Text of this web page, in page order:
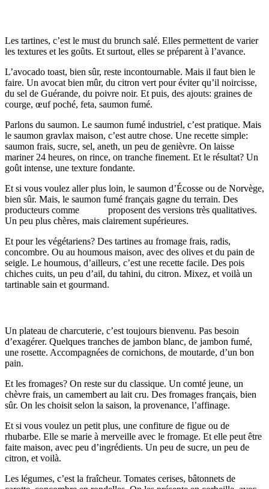
Les tartines, c’est le must du brunch salé. Elles permettent de varier
les textures et les goûts. Et surtout, elles se préparent à l’avance.
L’avocado toast, bien sûr, reste incontournable. Mais il faut bien le
faire. Un avocat bien mûr, du citron vert pour éviter qu’il noircisse,
du sel de Guérande, du poivre noir. Et puis, des ajouts: graines de
courge, œuf poché, feta, saumon fumé.
Parlons du saumon. Le saumon fumé industriel, c’est pratique. Mais
le saumon gravlax maison, c’est autre chose. Une recette simple:
saumon frais, sucre, sel, aneth, un peu de genièvre. On laisse
mariner 24 heures, on rince, on tranche finement. Et le résultat? Un
goût intense, une texture fondante.
Et si vous voulez aller plus loin, le saumon d’Écosse ou de Norvège,
bien sûr. Mais, le saumon fumé français gagne du terrain. Des
producteurs comme
proposent des versions très qualitatives.
Un peu plus chères, mais clairement supérieures.
Et pour les végétariens? Des tartines au fromage frais, radis,
concombre. Ou au houmous maison, avec des olives et du pain de
seigle. Le houmous, d’ailleurs, c’est une recette facile. Des pois
chiches cuits, un peu d’ail, du tahini, du citron. Mixez, et voilà un
tartinable sain et gourmand.
Un plateau de charcuterie, c’est toujours bienvenu. Pas besoin
d’exagérer. Quelques tranches de jambon blanc, de jambon fumé,
une rosette. Accompagnées de cornichons, de moutarde, d’un bon
pain.
Et les fromages? On reste sur du classique. Un comté jeune, un
chèvre frais, un camembert au lait cru. Des fromages français, bien
sûr. On les choisit selon la saison, la provenance, l’affinage.
Et si vous voulez un petit plus, une confiture de figue ou de
rhubarbe. Elle se marie à merveille avec le fromage. Et elle peut être
faite maison, avec peu d’ingrédients. Un peu de sucre, un peu de
citron, et voilà.
Les légumes, c’est la fraîcheur. Tomates cerises, bâtonnets de